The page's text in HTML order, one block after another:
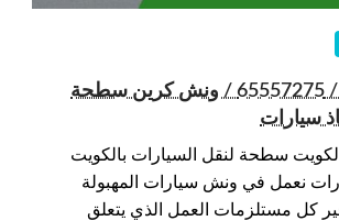
ونش المهبولة / 65557275 / ونش كرين سطحة
سيارات
سطحة لنقل السيارات بالكويت
نعمل في ونش سيارات المهبولة
كل مستلزمات العمل الذي يتعلق